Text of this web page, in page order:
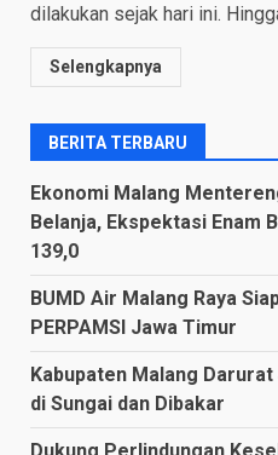
dilakukan sejak hari ini.
Selengkapnya
BERITA TERBARU
Ekonomi Malang
Belanja, Ekspektasi Enam
139,0
BUMD Air Malang Raya
PERPAMSI Jawa Timur
Kabupaten Malang
di Sungai dan Dibakar